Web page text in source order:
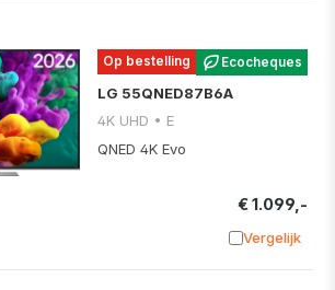
Op bestelling Ecocheques
LG 55QNED87B6A
4K UHD • E
QNED 4K Evo
€ 1.099,-
Vergelijk